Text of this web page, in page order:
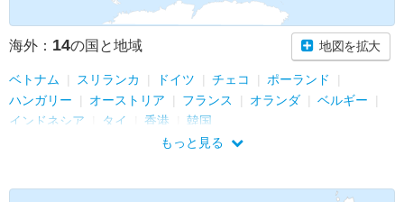
海外： 14の国と地域 地図を拡大
ベトナム スリランカ ドイツ チェコ
ポーランド
ハンガリー
オーストリア フランス オランダ
ベルギー
インドネシア
タイ 香港
韓国
もっと見る